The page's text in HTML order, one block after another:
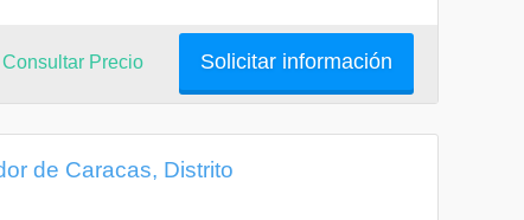
Solicitar información
Consultar Precio
de Caracas, Distrito